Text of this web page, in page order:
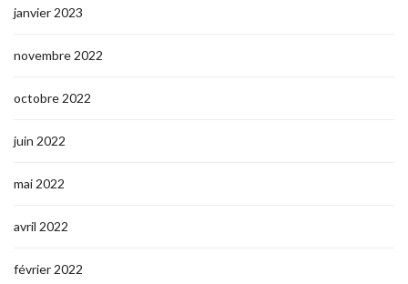
janvier 2023
novembre 2022
octobre 2022
juin 2022
mai 2022
avril 2022
février 2022